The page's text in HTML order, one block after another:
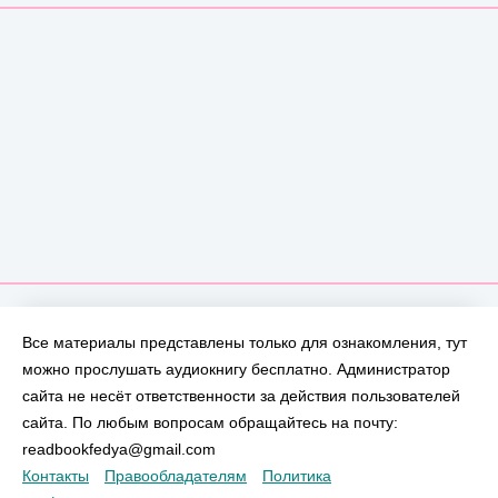
Все материалы представлены только для ознакомления, тут
можно прослушать аудиокнигу бесплатно. Администратор
сайта не несёт ответственности за действия пользователей
сайта. По любым вопросам обращайтесь на почту:
readbookfedya@gmail.com
Контакты
Правообладателям
Политика